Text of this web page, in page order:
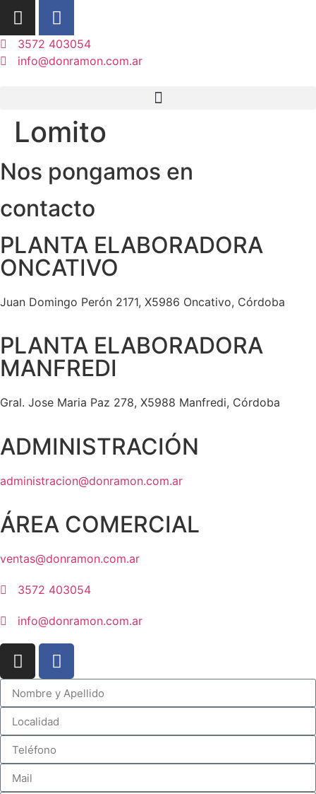
3572 403054
info@donramon.com.ar
Lomito
Nos pongamos en
contacto
PLANTA ELABORADORA
ONCATIVO
Juan Domingo Perón 2171, X5986 Oncativo, Córdoba
PLANTA ELABORADORA
MANFREDI
Gral. Jose Maria Paz 278, X5988 Manfredi, Córdoba
ADMINISTRACIÓN
administracion@donramon.com.ar
ÁREA COMERCIAL
ventas@donramon.com.ar
3572 403054
info@donramon.com.ar